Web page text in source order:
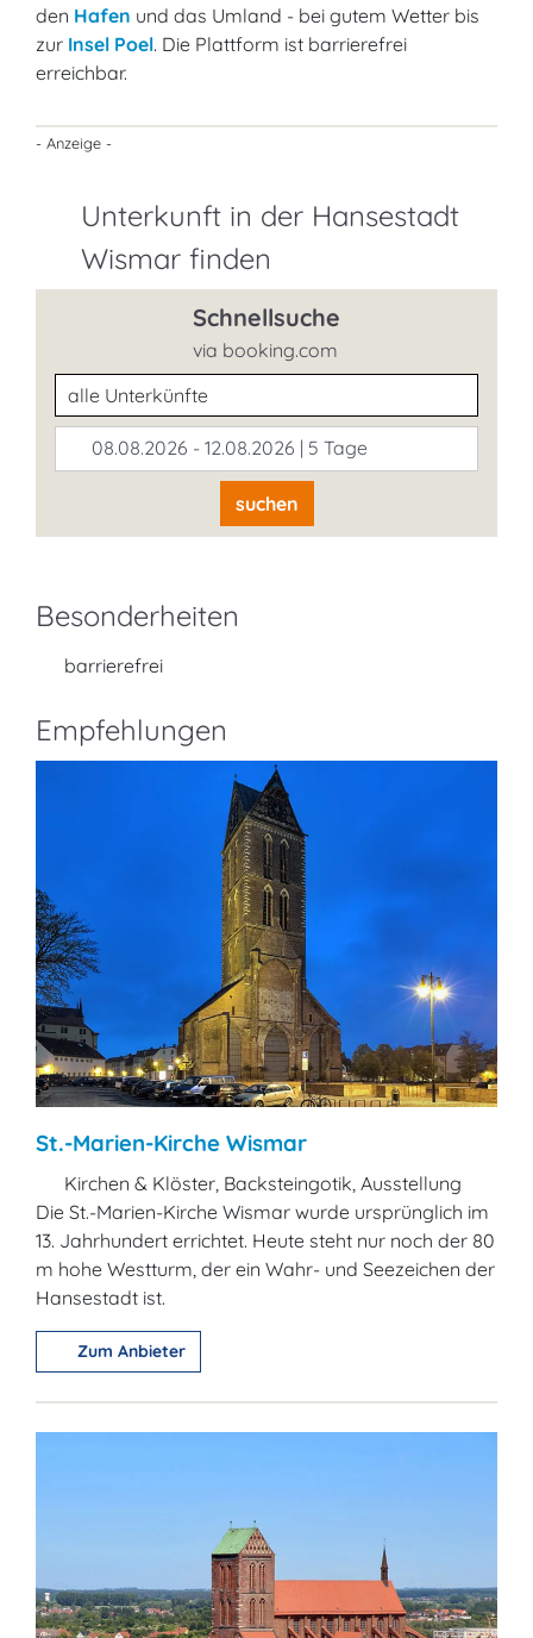
den Hafen und das Umland - bei gutem Wetter bis
zur Insel Poel. Die Plattform ist barrierefrei
erreichbar.
- Anzeige -
Unterkunft in der Hansestadt
Wismar finden
Schnellsuche
via booking.com
Unterkunftsart
08.08.2026 - 12.08.2026 | 5 Tage
suchen
Besonderheiten
barrierefrei
Empfehlungen
St.-Marien-Kirche Wismar
Kirchen & Klöster, Backsteingotik, Ausstellung
Die St.-Marien-Kirche Wismar wurde ursprünglich im
13. Jahrhundert errichtet. Heute steht nur noch der 80
m hohe Westturm, der ein Wahr- und Seezeichen der
Hansestadt ist.
Zum Anbieter